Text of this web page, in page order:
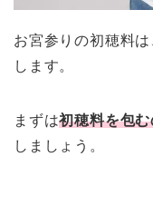
お宮参りの初穂料
します。
まずは初穂料を包
しましょう。